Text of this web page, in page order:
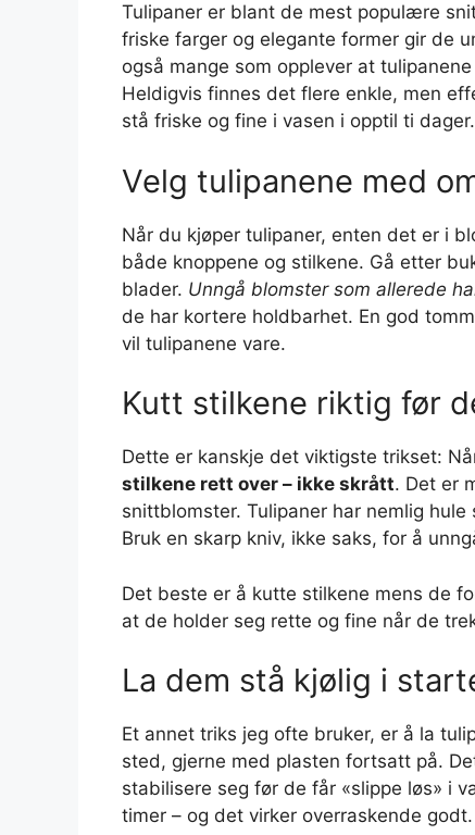
Tulipaner er blant de mest populære
friske farger og elegante former gir de
også mange som opplever at
Heldigvis finnes det flere enkle, men
stå friske og fine i vasen i opptil ti dager.
Velg tulipanene med
Når du kjøper tulipaner, enten det er i
både knoppene og stilkene. Gå etter
blader. Unngå blomster som allerede
de har kortere holdbarhet. En god
vil tulipanene vare.
Kutt stilkene riktig før
Dette er kanskje det viktigste trikset:
stilkene rett over – ikke skrått. Det er
snittblomster. Tulipaner har nemlig
Bruk en skarp kniv, ikke saks, for å
Det beste er å kutte stilkene mens de
at de holder seg rette og fine når de
La dem stå kjølig i
Et annet triks jeg ofte bruker, er å la
sted, gjerne med plasten fortsatt på.
stabilisere seg før de får «slippe løs» i
timer – og det virker overraskende godt.